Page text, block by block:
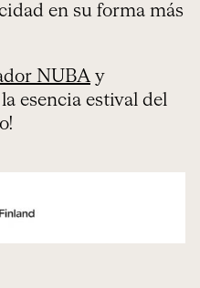
en su forma más
NUBA y
esencia estival del